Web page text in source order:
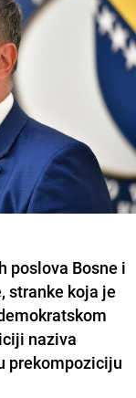
poslova Bosne i
stranke koja je
naziva
prekompoziciju